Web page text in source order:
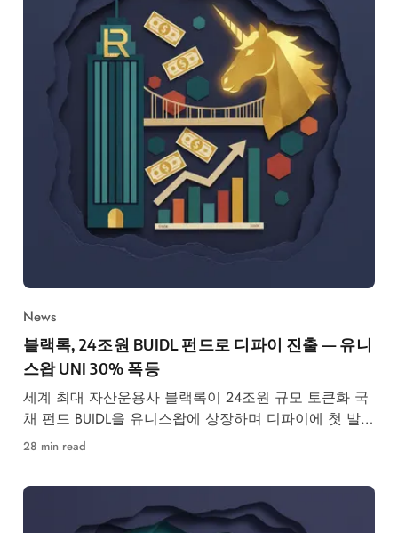
News
블랙록, 24조원 BUIDL 펀드로 디파이 진출 — 유니
스왑 UNI 30% 폭등
세계 최대 자산운용사 블랙록이 24조원 규모 토큰화 국
채 펀드 BUIDL을 유니스왑에 상장하며 디파이에 첫 발을
내디뎠다. UNI 토큰은 발표 직후 30% 급등하며 월가와
28 min read